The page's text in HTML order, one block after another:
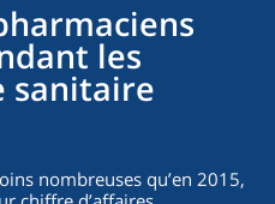
les
sanitaire
nombreuses qu’en 2015,